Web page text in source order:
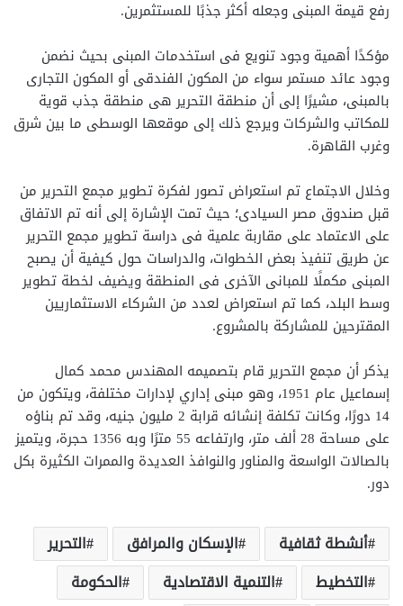
رفع قيمة المبنى وجعله أكثر جذبًا للمستثمرين.
مؤكدًا أهمية وجود تنويع فى استخدمات المبنى بحيث نضمن
وجود عائد مستمر سواء من المكون الفندقى أو المكون التجارى
بالمبنى، مشيرًا إلى أن منطقة التحرير هى منطقة جذب قوية
للمكاتب والشركات ويرجع ذلك إلى موقعها الوسطى ما بين شرق
وغرب القاهرة.
وخلال الاجتماع تم استعراض تصور لفكرة تطوير مجمع التحرير من
قبل صندوق مصر السيادى؛ حيث تمت الإشارة إلى أنه تم الاتفاق
على الاعتماد على مقاربة علمية فى دراسة تطوير مجمع التحرير
عن طريق تنفيذ بعض الخطوات، والدراسات حول كيفية أن يصبح
المبنى مكملًا للمبانى الآخرى فى المنطقة ويضيف لخطة تطوير
وسط البلد، كما تم استعراض لعدد من الشركاء الاستثماريين
المقترحين للمشاركة بالمشروع.
يذكر أن مجمع التحرير قام بتصميمه المهندس محمد كمال
إسماعيل عام 1951، وهو مبنى إداري لإدارات مختلفة، ويتكون من
14 دورًا، وكانت تكلفة إنشائه قرابة 2 مليون جنيه، وقد تم بناؤه
على مساحة 28 ألف متر، وارتفاعه 55 مترًا وبه 1356 حجرة، ويتميز
بالصالات الواسعة والمناور والنوافذ العديدة والممرات الكثيرة بكل
دور.
أنشطة ثقافية الإسكان والمرافق
التحرير
التخطيط
التنمية الاقتصادية
الحكومة